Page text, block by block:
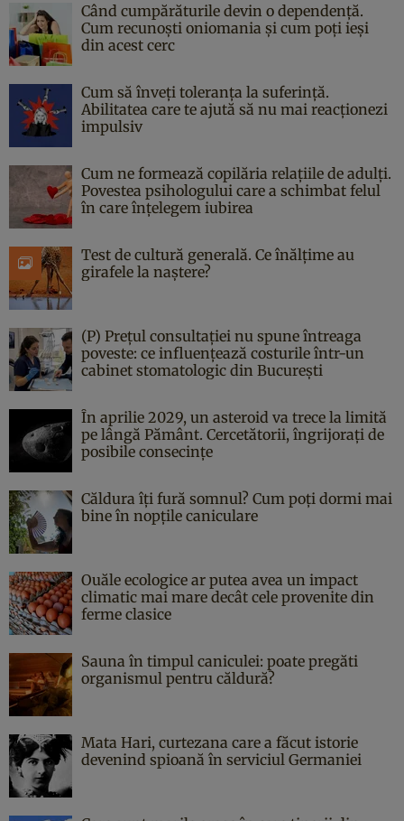
Când cumpărăturile devin o dependență.
Cum recunoști oniomania și cum poți ieși
din acest cerc
Cum să înveți toleranța la suferință.
Abilitatea care te ajută să nu mai reacționezi
impulsiv
Cum ne formează copilăria relațiile de adulți.
Povestea psihologului care a schimbat felul
în care înțelegem iubirea
Test de cultură generală. Ce înălțime au
girafele la naștere?
(P) Prețul consultației nu spune întreaga
poveste: ce influențează costurile într-un
cabinet stomatologic din București
În aprilie 2029, un asteroid va trece la limită
pe lângă Pământ. Cercetătorii, îngrijorați de
posibile consecințe
Căldura îți fură somnul? Cum poți dormi mai
bine în nopțile caniculare
Ouăle ecologice ar putea avea un impact
climatic mai mare decât cele provenite din
ferme clasice
Sauna în timpul caniculei: poate pregăti
organismul pentru căldură?
Mata Hari, curtezana care a făcut istorie
devenind spioană în serviciul Germaniei